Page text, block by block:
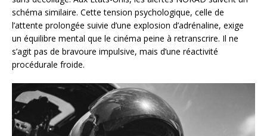
schéma similaire. Cette tension psychologique, celle de
l’attente prolongée suivie d’une explosion d’adrénaline, exige
un équilibre mental que le cinéma peine à retranscrire. Il ne
s’agit pas de bravoure impulsive, mais d’une réactivité
procédurale froide.